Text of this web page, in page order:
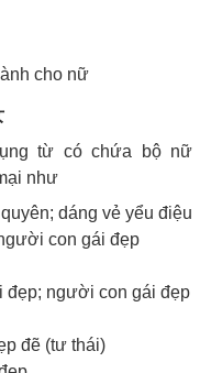
cho nữ
từ có chứa bộ nữ
như
dáng vẻ yểu điệu
con gái đẹp
đẹp; người con gái đẹp
đẽ (tư thái)